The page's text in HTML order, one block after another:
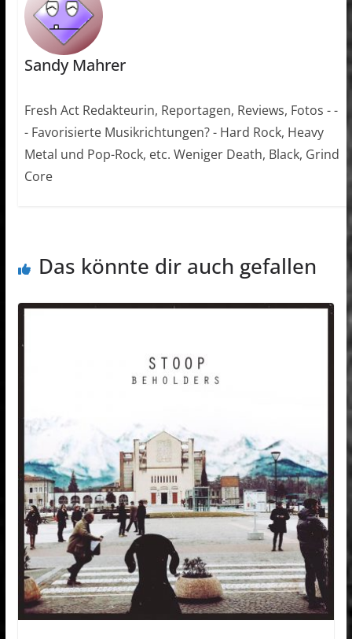
Sandy Mahrer
Fresh Act Redakteurin, Reportagen, Reviews, Fotos - -
- Favorisierte Musikrichtungen? - Hard Rock, Heavy
Metal und Pop-Rock, etc. Weniger Death, Black, Grind
Core
Das könnte dir auch gefallen